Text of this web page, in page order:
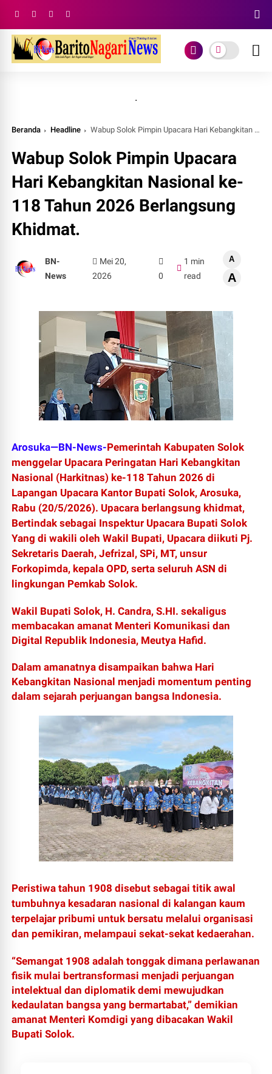
.
Beranda Headline Wabup Solok Pimpin Upacara Hari Kebangkitan Nasional ke-118 Tahun 2026 Berlangsung Khidmat.
Wabup Solok Pimpin Upacara
Hari Kebangkitan Nasional ke-
118 Tahun 2026 Berlangsung
Khidmat.
BN-
News
Mei 20,
2026
0
1 min
read
A
A
Arosuka—BN-News-Pemerintah Kabupaten Solok
menggelar Upacara Peringatan Hari Kebangkitan
Nasional (Harkitnas) ke-118 Tahun 2026 di
Lapangan Upacara Kantor Bupati Solok, Arosuka,
Rabu (20/5/2026). Upacara berlangsung khidmat,
Bertindak sebagai Inspektur Upacara Bupati Solok
Yang di wakili oleh Wakil Bupati, Upacara diikuti Pj.
Sekretaris Daerah, Jefrizal, SPi, MT, unsur
Forkopimda, kepala OPD, serta seluruh ASN di
lingkungan Pemkab Solok.
Wakil Bupati Solok, H. Candra, S.HI. sekaligus
membacakan amanat Menteri Komunikasi dan
Digital Republik Indonesia, Meutya Hafid.
Dalam amanatnya disampaikan bahwa Hari
Kebangkitan Nasional menjadi momentum penting
dalam sejarah perjuangan bangsa Indonesia.
Peristiwa tahun 1908 disebut sebagai titik awal
tumbuhnya kesadaran nasional di kalangan kaum
terpelajar pribumi untuk bersatu melalui organisasi
dan pemikiran, melampaui sekat-sekat kedaerahan.
“Semangat 1908 adalah tonggak dimana perlawanan
fisik mulai bertransformasi menjadi perjuangan
intelektual dan diplomatik demi mewujudkan
kedaulatan bangsa yang bermartabat,” demikian
amanat Menteri Komdigi yang dibacakan Wakil
Bupati Solok.